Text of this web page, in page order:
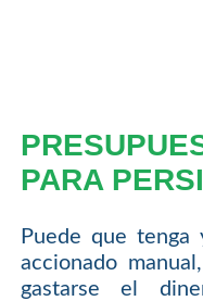
PARA
Puede que tenga
accionado
gastarse el